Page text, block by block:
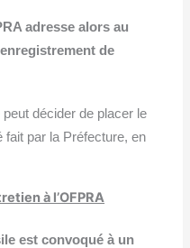
adresse alors au
de
décider de placer le
fait par la Préfecture, en
à l’OFPRA
est convoqué à un